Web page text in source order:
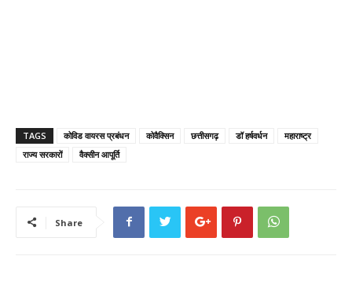
TAGS कोविड वायरस प्रबंधन कोवैक्सिन छत्तीसगढ़ डॉ हर्षवर्धन
महाराष्ट्र
राज्य सरकारों
वैक्सीन आपूर्ति
Share